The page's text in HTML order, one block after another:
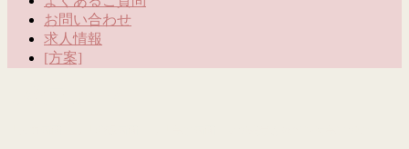
お問い合わせ
求人情報
[方案]